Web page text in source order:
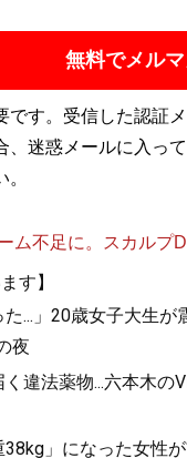
無料でメル
す。受信した認証
迷惑メールに入っ
ム不足に。スカルプ
す】
...」20歳女子大生が
夜
違法薬物...六本木の
」になった女性